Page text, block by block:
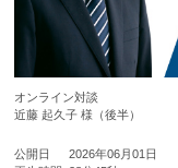
オンライン対談
近藤 起久子 様（後半）
公開日
2026年06月01日